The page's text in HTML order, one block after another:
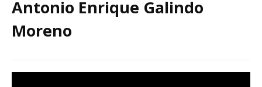
Antonio Enrique Galindo
Moreno